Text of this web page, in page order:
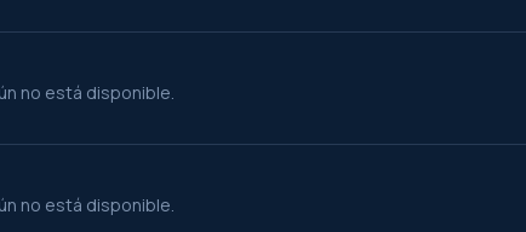
no está disponible.
no está disponible.